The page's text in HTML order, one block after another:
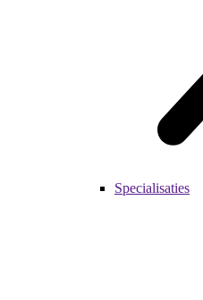
Specialisaties